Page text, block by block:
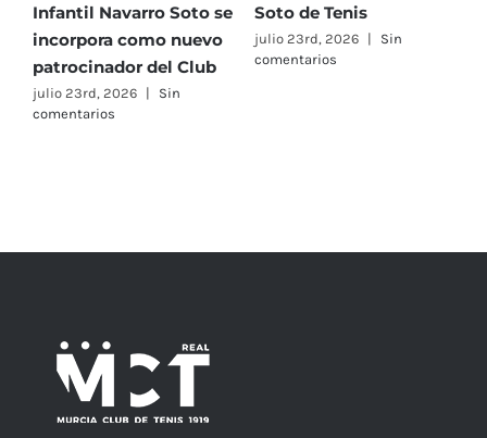
Infantil Navarro Soto se
incorpora como nuevo
patrocinador del Club
julio 23rd, 2026 |
Sin
comentarios
Soto de Tenis
julio 23rd, 2026 |
Sin
comentarios